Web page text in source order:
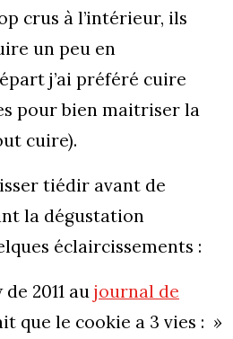
crus à l’intérieur, ils
un peu en
j’ai préféré cuire
pour bien maitriser la
cuire).
tiédir avant de
la dégustation
éclaircissements :
2011 au journal de
que le cookie a 3 vies : »